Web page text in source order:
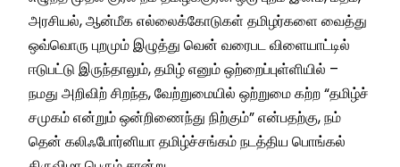
அரசியல், ஆன்மீக எல்லைக்கோடுகள் தமிழர்களை வைத்து
ஒவ்வொரு புறமும் இழுத்து வென் வரைபட விளையாட்டில்
ஈடுபட்டு இருந்தாலும், தமிழ் எனும் ஒற்றைப்புள்ளியில் –
நமது அறிவிற் சிறந்த, வேற்றுமையில் ஒற்றுமை கற்ற “தமிழ்ச்
சமுகம் என்றும் ஒன்றிணைந்து நிற்கும்” என்பதற்கு, நம்
தென் கலிஃபோர்னியா தமிழ்ச்சங்கம் நடத்திய பொங்கல்